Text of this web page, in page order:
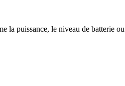
la puissance, le niveau de batterie